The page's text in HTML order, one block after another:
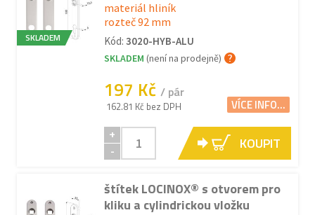
SKLADEM
materiál hliník
rozteč 92 mm
Kód: 3020-HYB-ALU
SKLADEM (není na prodejně)
197 Kč / pár
162.81 Kč bez DPH VÍCE INFO...
+
-
KOUPIT
štítek LOCINOX® s otvorem pro
kliku a cylindrickou vložku